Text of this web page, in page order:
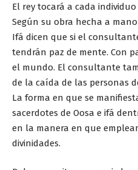
El rey tocará a cada individuo
Según su obra hecha a mano
Ifá dicen que si el
tendrán paz de mente. Con
el mundo. El consultante
de la caída de las personas
La forma en que se
sacerdotes de Oosa e ifá
en la manera en que
divinidades.